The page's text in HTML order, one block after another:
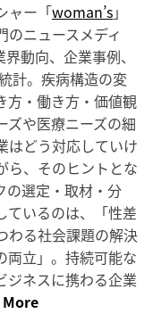
ャー「woman’s」
ニュースメディ
動向、企業事例、
計。疾病構造の変
方・働き方・価値観
ズや医療ニーズの細
はどう対応していけ
ら、そのヒントとな
の選定・取材・分
ているのは、「性差
わる社会課題の解決
両立」。持続可能な
ジネスに携わる企業
More